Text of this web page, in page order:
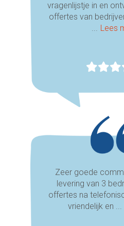
vragenlijstje in en
offertes van
... Lees
Zeer goede
levering van 3
offertes na
vriendelijk en ...